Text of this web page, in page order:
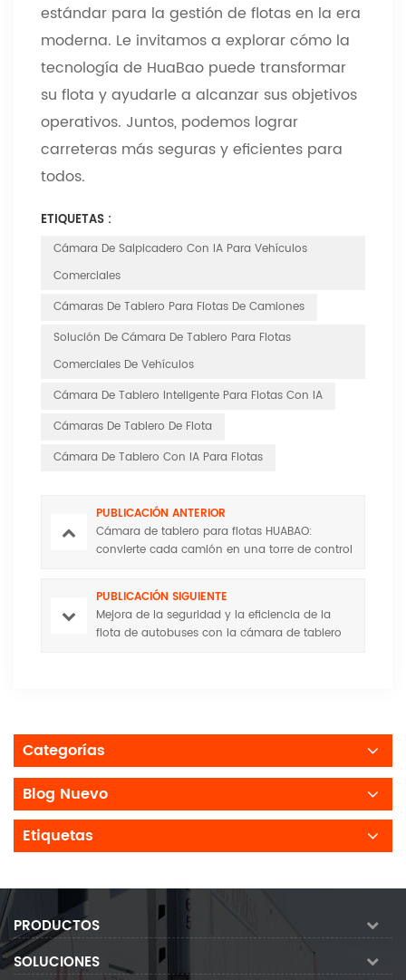
estándar para la gestión de flotas en la era
moderna. Le invitamos a explorar cómo la
tecnología de HuaBao puede transformar
su flota y ayudarle a alcanzar sus objetivos
operativos. Juntos, podemos lograr
carreteras más seguras y eficientes para
todos.
ETIQUETAS :
Cámara De Salpicadero Con IA Para Vehículos
Comerciales
Cámaras De Tablero Para Flotas De Camiones
Solución De Cámara De Tablero Para Flotas
Comerciales De Vehículos
Cámara De Tablero Inteligente Para Flotas Con IA
Cámaras De Tablero De Flota
Cámara De Tablero Con IA Para Flotas
PUBLICACIÓN ANTERIOR
Cámara de tablero para flotas HUABAO:
convierte cada camión en una torre de control
PUBLICACIÓN SIGUIENTE
Mejora de la seguridad y la eficiencia de la
flota de autobuses con la cámara de tablero
Categorías
Blog Nuevo
Etiquetas
PRODUCTOS
SOLUCIONES